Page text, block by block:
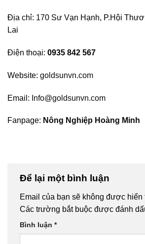
Địa chỉ: 170 Sư Vạn Hạnh, P.Hội
Lai
Điện thoại: 0935 842 567
Website: goldsunvn.com
Email: Info@goldsunvn.com
Fanpage: Nông Nghiệp Hoàng Minh
Để lại một bình luận
Email của bạn sẽ không được hiển
Các trường bắt buộc được đánh
Bình luận *